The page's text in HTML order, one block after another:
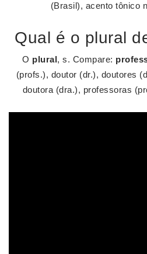
(Brasil), acento tônico
Qual é o plural
O plural, s. Compare:
(profs.), doutor (dr.), doutores
doutora (dra.), professoras